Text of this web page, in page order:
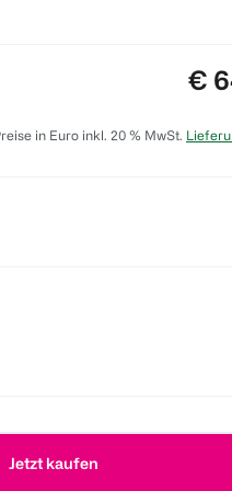
€
in Euro inkl. 20 % MwSt.
Jetzt kaufen